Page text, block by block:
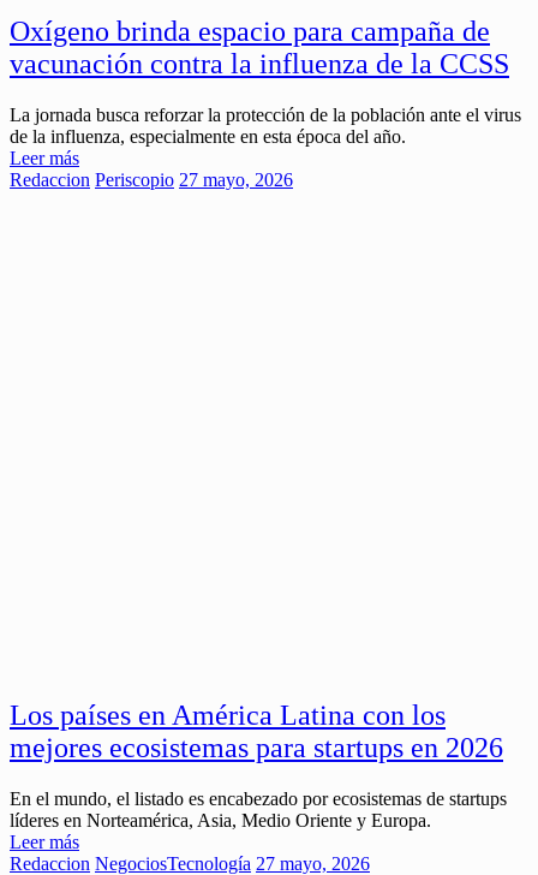
Oxígeno brinda espacio para campaña de
vacunación contra la influenza de la CCSS
La jornada busca reforzar la protección de la población ante el virus
de la influenza, especialmente en esta época del año.
Leer más
Redaccion Periscopio 27 mayo, 2026
Los países en América Latina con los
mejores ecosistemas para startups en 2026
En el mundo, el listado es encabezado por ecosistemas de startups
líderes en Norteamérica, Asia, Medio Oriente y Europa.
Leer más
Redaccion NegociosTecnología 27 mayo, 2026